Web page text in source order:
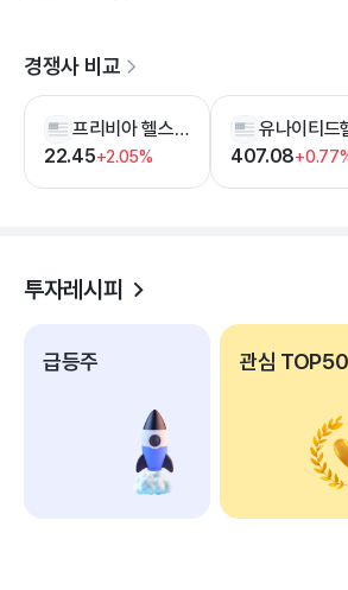
경쟁사 비교
프리비아 헬스 그룹
22.45+2.05%
407.08
투자레시피
급등주 관심 TOP50